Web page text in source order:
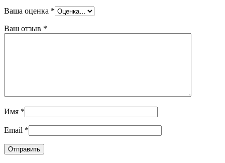
Ваша оценка *
Ваш отзыв *
Имя *
Email *